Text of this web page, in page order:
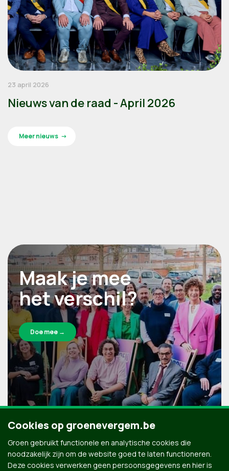
23 april 2026
Nieuws van de raad - April 2026
Meer nieuws
Maak je mee
het verschil?
Doe mee →
Cookies op groenevergem.be
Groen gebruikt functionele en analytische cookies die
noodzakelijk zijn om de website goed te laten functioneren.
Deze cookies verwerken geen persoonsgegevens en hier is